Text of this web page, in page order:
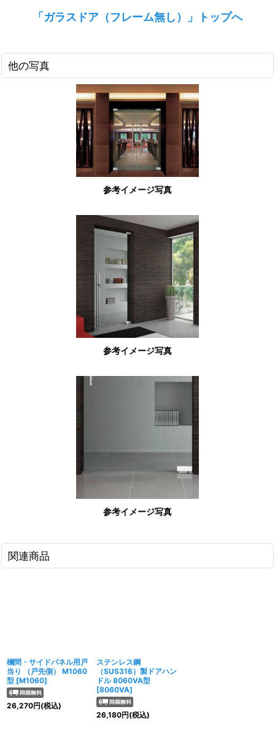
「ガラスドア（フレーム無し）」トップへ
他の写真
参考イメージ写真
参考イメージ写真
参考イメージ写真
関連商品
欄間・サイドパネル用戸
当り （戸先側） M1060
型 [M1060]
26,270円(税込)
ステンレス鋼
（SUS316）製ドアハン
ドル 8060VA型
[8060VA]
26,180円(税込)